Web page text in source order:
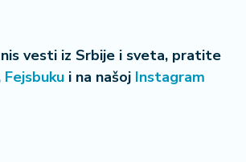
vesti iz Srbije i sveta, pratite
Fejsbuku i na našoj Instagram